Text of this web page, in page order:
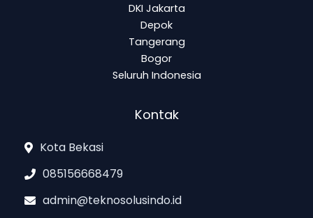
DKI Jakarta
Depok
Tangerang
Bogor
Seluruh Indonesia
Kontak
Kota Bekasi
085156668479
admin@teknosolusindo.id